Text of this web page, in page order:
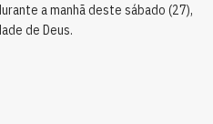
a manhã deste sábado (27),
de Deus.